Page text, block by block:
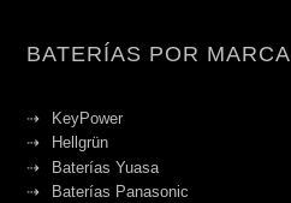
BATERÍAS POR MARCA
KeyPower
Hellgrün
Baterías Yuasa
Baterías Panasonic